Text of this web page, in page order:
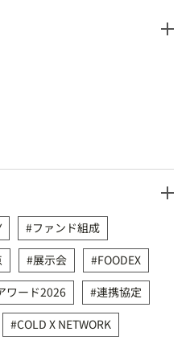
ファンド組成
展示会
FOODEX
ワード2026
連携協定
COLD X NETWORK